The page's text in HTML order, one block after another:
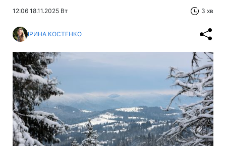
12:06 18.11.2025 Вт 3 хв
ІРИНА КОСТЕНКО